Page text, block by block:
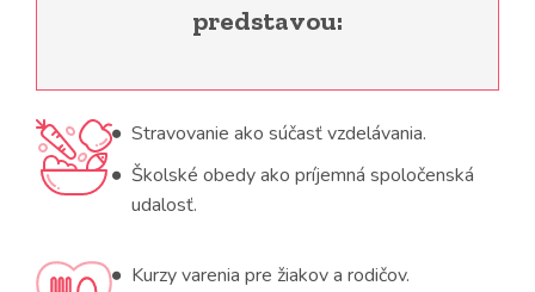
predstavou:
Stravovanie ako súčasť vzdelávania.
Školské obedy ako príjemná spoločenská
udalosť.
Kurzy varenia pre žiakov a rodičov.